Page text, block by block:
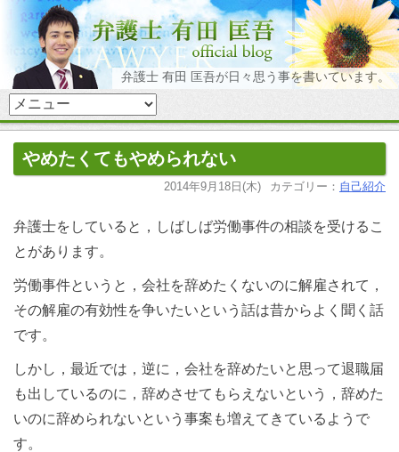
弁護士 有田 匡吾が日々思う事を書いています。
やめたくてもやめられない
2014年9月18日(木) カテゴリー： 自己紹介
弁護士をしていると，しばしば労働事件の相談を受けるこ
とがあります。
労働事件というと，会社を辞めたくないのに解雇されて，
その解雇の有効性を争いたいという話は昔からよく聞く話
です。
しかし，最近では，逆に，会社を辞めたいと思って退職届
も出しているのに，辞めさせてもらえないという，辞めた
いのに辞められないという事案も増えてきているようで
す。